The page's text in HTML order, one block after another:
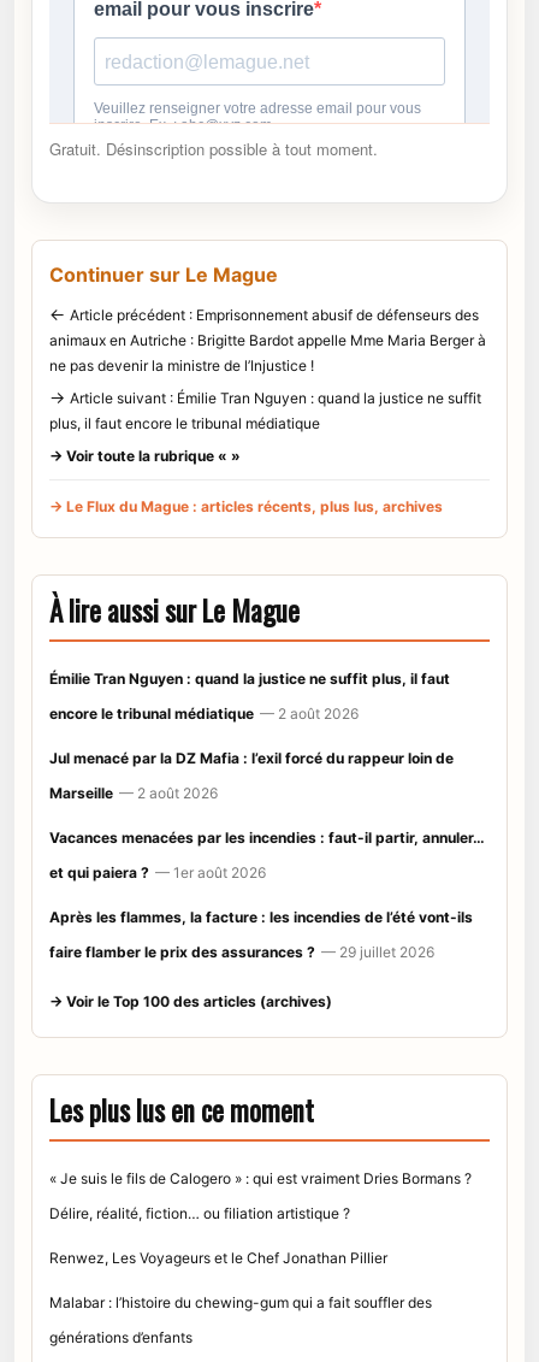
Gratuit. Désinscription possible à tout moment.
Continuer sur Le Mague
← Article précédent : Emprisonnement abusif de défenseurs des
animaux en Autriche : Brigitte Bardot appelle Mme Maria Berger à
ne pas devenir la ministre de l’Injustice !
→ Article suivant : Émilie Tran Nguyen : quand la justice ne suffit
plus, il faut encore le tribunal médiatique
→ Voir toute la rubrique « »
→ Le Flux du Mague : articles récents, plus lus, archives
À lire aussi sur Le Mague
Émilie Tran Nguyen : quand la justice ne suffit plus, il faut
encore le tribunal médiatique — 2 août 2026
Jul menacé par la DZ Mafia : l’exil forcé du rappeur loin de
Marseille — 2 août 2026
Vacances menacées par les incendies : faut-il partir, annuler…
et qui paiera ? — 1er août 2026
Après les flammes, la facture : les incendies de l’été vont-ils
faire flamber le prix des assurances ? — 29 juillet 2026
→ Voir le Top 100 des articles (archives)
Les plus lus en ce moment
« Je suis le fils de Calogero » : qui est vraiment Dries Bormans ?
Délire, réalité, fiction… ou filiation artistique ?
Renwez, Les Voyageurs et le Chef Jonathan Pillier
Malabar : l’histoire du chewing-gum qui a fait souffler des
générations d’enfants